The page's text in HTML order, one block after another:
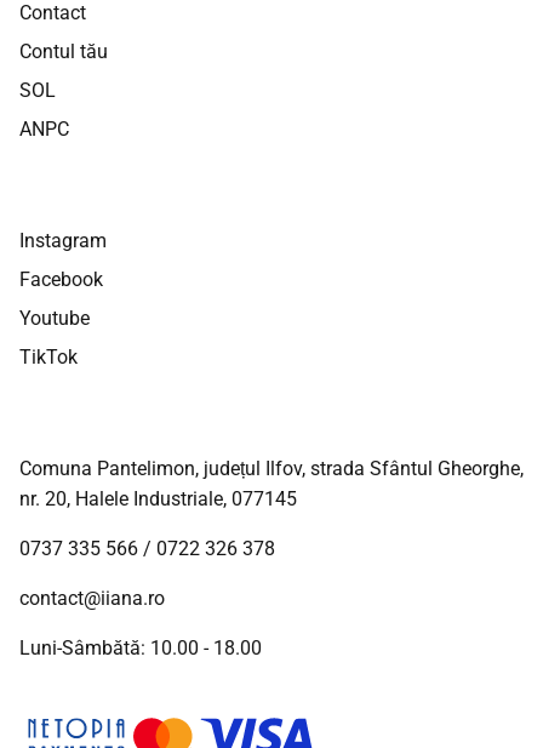
Contact
Contul tău
SOL
ANPC
Instagram
Facebook
Youtube
TikTok
Comuna Pantelimon, județul Ilfov, strada Sfântul Gheorghe,
nr. 20, Halele Industriale, 077145
0737 335 566 / 0722 326 378
contact@iiana.ro
Luni-Sâmbătă: 10.00 - 18.00